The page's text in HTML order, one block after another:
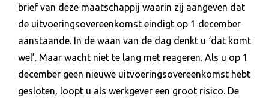
brief van deze maatschappij waarin zij aangeven dat
de uitvoeringsovereenkomst eindigt op 1 december
aanstaande. In de waan van de dag denkt u ‘dat komt
wel’. Maar wacht niet te lang met reageren. Als u op 1
december geen nieuwe uitvoeringsovereenkomst hebt
gesloten, loopt u als werkgever een groot risico. De